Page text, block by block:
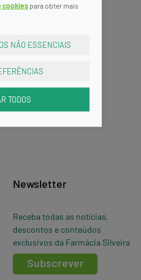
cookies para obter mais
NÃO ESSENCIAIS
TODOS
Informações
Termos e Condições
Política de Cookies
Perguntas Frequentes
Newsletter
Receba todas as notícias,
descontos e conteúdos
exclusivos da Farmácia Silveira
Subscrever